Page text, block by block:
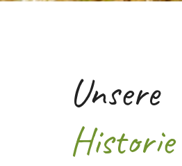
Unsere
Historie